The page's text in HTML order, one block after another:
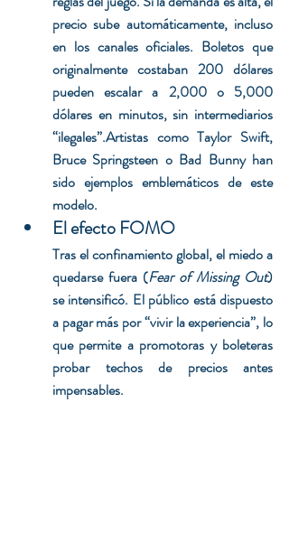
precio sube automáticamente, incluso
en los canales oficiales. Boletos que
originalmente costaban 200 dólares
pueden escalar a 2,000 o 5,000
dólares en minutos, sin intermediarios
“ilegales”.Artistas como Taylor Swift,
Bruce Springsteen o Bad Bunny han
sido ejemplos emblemáticos de este
modelo.
El efecto FOMO
Tras el confinamiento global, el miedo a
quedarse fuera (Fear of Missing Out)
se intensificó. El público está dispuesto
a pagar más por “vivir la experiencia”, lo
que permite a promotoras y boleteras
probar techos de precios antes
impensables.